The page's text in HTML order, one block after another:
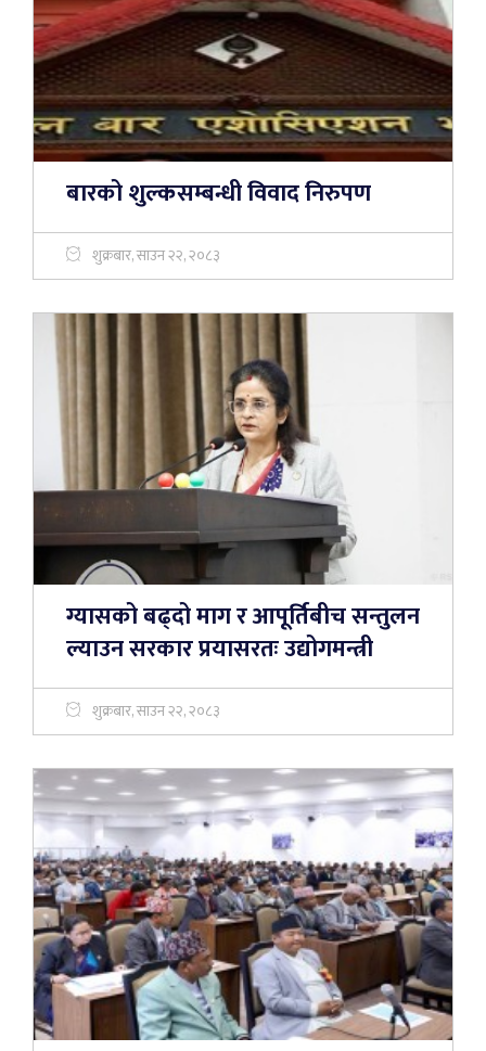
बारको शुल्कसम्बन्धी विवाद निरुपण
शुक्रबार, साउन २२, २०८३
ग्यासको बढ्दो माग र आपूर्तिबीच सन्तुलन
ल्याउन सरकार प्रयासरतः उद्योगमन्त्री
शुक्रबार, साउन २२, २०८३